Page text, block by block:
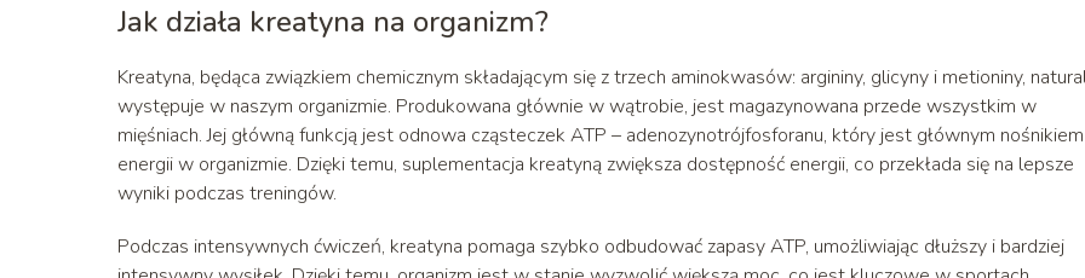
Jak działa kreatyna na organizm?
Kreatyna, będąca związkiem chemicznym składającym się z trzech aminokwasów: argininy, glicyny i metioniny,
występuje w naszym organizmie. Produkowana głównie w wątrobie, jest magazynowana przede wszystkim w
mięśniach. Jej główną funkcją jest odnowa cząsteczek ATP – adenozynotrójfosforanu, który jest głównym nośnikiem
energii w organizmie. Dzięki temu, suplementacja kreatyną zwiększa dostępność energii, co przekłada się na lepsze
wyniki podczas treningów.
Podczas intensywnych ćwiczeń, kreatyna pomaga szybko odbudować zapasy ATP, umożliwiając dłuższy i bardziej